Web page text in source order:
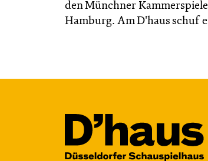
den Münchner
Hamburg. Am D'haus schuf